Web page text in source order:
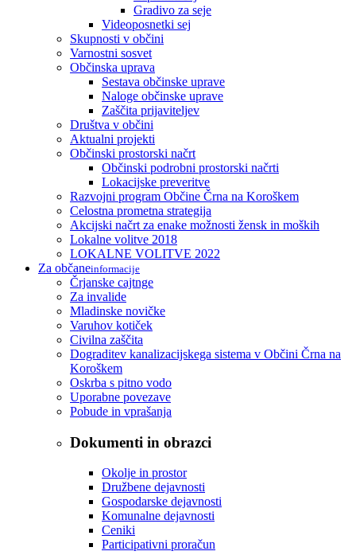
Gradivo za seje
Videoposnetki sej
Skupnosti v občini
Varnostni sosvet
Občinska uprava
Sestava občinske uprave
Naloge občinske uprave
Zaščita prijaviteljev
Društva v občini
Aktualni projekti
Občinski prostorski načrt
Občinski podrobni prostorski načrti
Lokacijske preveritve
Razvojni program Občine Črna na Koroškem
Celostna prometna strategija
Akcijski načrt za enake možnosti žensk in moških
Lokalne volitve 2018
LOKALNE VOLITVE 2022
Za občaneinformacije
Črjanske cajtnge
Za invalide
Mladinske novičke
Varuhov kotiček
Civilna zaščita
Dograditev kanalizacijskega sistema v Občini Črna na
Koroškem
Oskrba s pitno vodo
Uporabne povezave
Pobude in vprašanja
Dokumenti in obrazci
Okolje in prostor
Družbene dejavnosti
Gospodarske dejavnosti
Komunalne dejavnosti
Ceniki
Participativni proračun